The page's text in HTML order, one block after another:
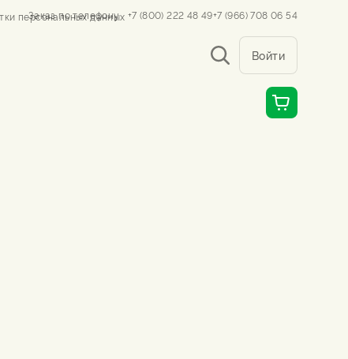
персональных данных
Заказ по телефону +7 (800) 222 48 49+7 (966) 708 06 54
Войти